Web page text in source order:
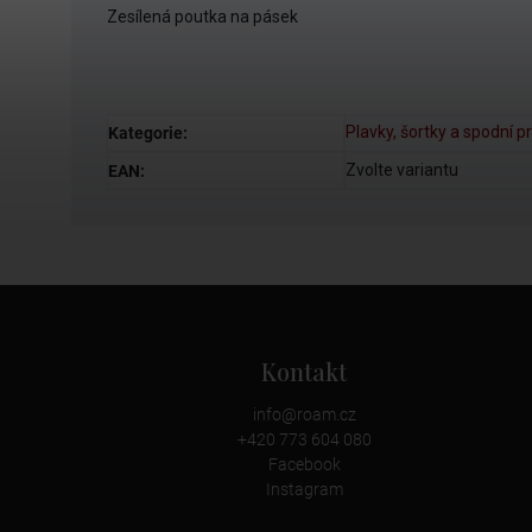
Zesílená poutka na pásek
Kategorie: Plavky, šortky a spodní
EAN: Zvolte variantu
Kontakt
info@roam.cz
+420 773 604 080
Facebook
Instagram